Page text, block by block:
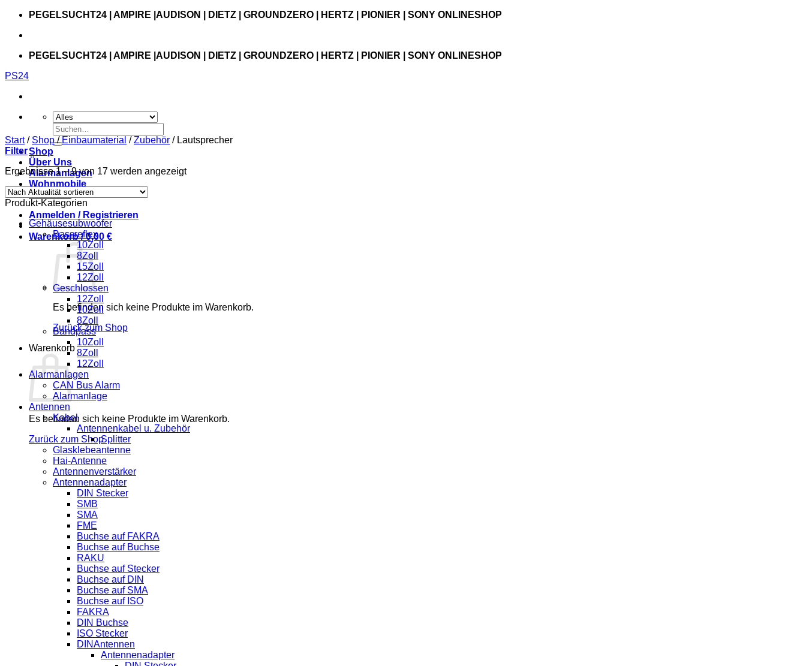
Zum
springen
PEGELSUCHT24 | AMPIRE |AUDISON | DIETZ | GROUNDZERO | HERTZ | PIONIER | SONY ONLINESHOP
PEGELSUCHT24 | AMPIRE |AUDISON | DIETZ | GROUNDZERO | HERTZ | PIONIER | SONY ONLINESHOP
PS24
Suchen
nach:
Shop
Über Uns
Alarmanlagen
Wohnmobile
Autoterm
Anmelden / Registrieren
Warenkorb /0,00 €
Es befinden sich keine Produkte im Warenkorb.
Zurück zum Shop
Warenkorb
Es befinden sich keine Produkte im Warenkorb.
Zurück zum Shop
Start / Shop / Einbaumaterial / Zubehör /Lautsprecher
Filter
Ergebnisse 1 – 9 von 17 werden angezeigt
Produkt-Kategorien
Gehäusesubwoofer
Bassreflex
10Zoll
8Zoll
15Zoll
12Zoll
Geschlossen
12Zoll
10Zoll
8Zoll
Bandpass
10Zoll
8Zoll
12Zoll
Alarmanlagen
CAN Bus Alarm
Alarmanlage
Antennen
Kabel
Antennenkabel u. Zubehör
Splitter
Glasklebeantenne
Hai-Antenne
Antennenverstärker
Antennenadapter
DIN Stecker
SMB
SMA
FME
Buchse auf FAKRA
Buchse auf Buchse
RAKU
Buchse auf Stecker
Buchse auf DIN
Buchse auf SMA
Buchse auf ISO
FAKRA
DIN Buchse
ISO Stecker
DINAntennen
Antennenadapter